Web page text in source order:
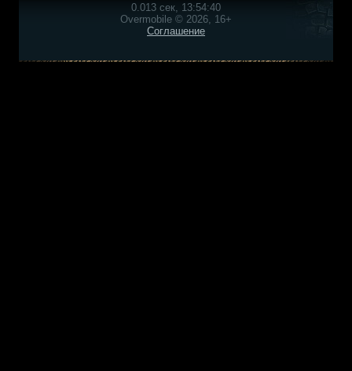
0.013 сек, 13:54:40
Overmobile © 2026, 16+
Соглашение